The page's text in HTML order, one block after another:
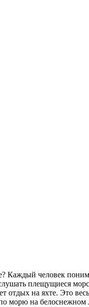
Каждый человек
плещущиеся
отдых на яхте. Это
морю на белоснежном